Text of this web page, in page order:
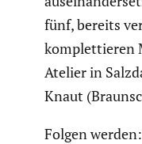
fünf, bereits
komplet­tieren
Atelier in
Knaut
Folgen